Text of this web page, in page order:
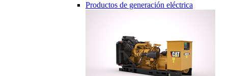
Productos de generación eléctrica